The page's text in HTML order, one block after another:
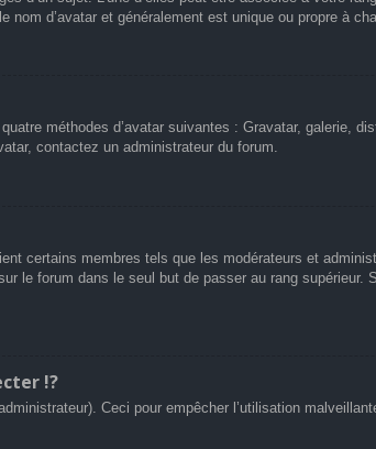
d’avatar et généralement est unique ou propre à
méthodes d’avatar suivantes : Gravatar, galerie,
contactez un administrateur du forum.
certains membres tels que les modérateurs et
le forum dans le seul but de passer au rang
!?
Ceci pour empêcher l’utilisation